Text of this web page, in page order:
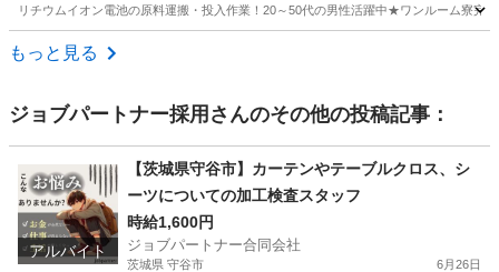
リチウムイオン電池の原料運搬・投入作業！20～50代の男性活躍中★ワンルーム寮
神奈川 相模原市
もっと見る
ジョブパートナー採用 さんのその他の投稿記事：
アルバイト
【茨城県守谷市】カーテンやテーブルクロス、シ
ーツについての加工検査スタッフ
時給1,600円
ジョブパートナー合同会社
茨城県 守谷市 6月26日